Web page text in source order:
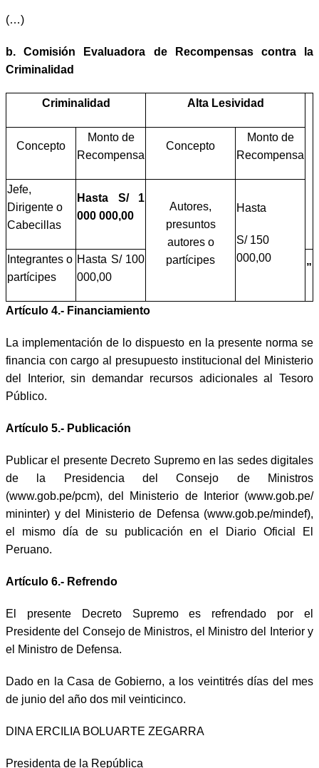
(…)
b. Comisión Evaluadora de Recompensas contra la
Criminalidad
Criminalidad Alta Lesividad
Concepto
Monto de
Recompensa
Concepto
Monto de
Recompensa
Jefe,
Dirigente o
Cabecillas
Hasta S/ 1
000 000,00
Autores,
presuntos
autores o
partícipes
Hasta
S/ 150
000,00
Integrantes o
partícipes
Hasta S/ 100
000,00
”
Artículo 4.- Financiamiento
La implementación de lo dispuesto en la presente norma se
financia con cargo al presupuesto institucional del Ministerio
del Interior, sin demandar recursos adicionales al Tesoro
Público.
Artículo 5.- Publicación
Publicar el presente Decreto Supremo en las sedes digitales
de la Presidencia del Consejo de Ministros
(www.gob.pe/pcm), del Ministerio de Interior (www.gob.pe/
mininter) y del Ministerio de Defensa (www.gob.pe/mindef),
el mismo día de su publicación en el Diario Oficial El
Peruano.
Artículo 6.- Refrendo
El presente Decreto Supremo es refrendado por el
Presidente del Consejo de Ministros, el Ministro del Interior y
el Ministro de Defensa.
Dado en la Casa de Gobierno, a los veintitrés días del mes
de junio del año dos mil veinticinco.
DINA ERCILIA BOLUARTE ZEGARRA
Presidenta de la República